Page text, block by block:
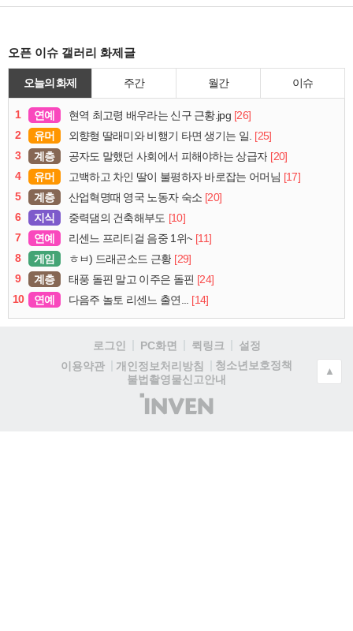
오픈 이슈 갤러리 화제글
오늘의 화제 주간 월간 이슈
1 연예 현역 최고령 배우라는 신구 근황.jpg [26]
2
유머 외향형 딸래미와 비행기 타면 생기는 일. [25]
3
계층 공자도 말했던 사회에서 피해야하는 상급자 [20]
4
유머 고백하고 차인 딸이 불평하자 바로잡는 어머님 [17]
5
계층 산업혁명때 영국 노동자 숙소 [20]
6
지식 중력댐의 건축해부도 [10]
7
연예 리센느 프리티걸 음중 1위~ [11]
8
게임 ㅎㅂ) 드래곤소드 근황 [29]
9
계층 태풍 돌핀 말고 이주은 돌핀 [24]
10
연예 다음주 놀토 리센느 출연... [14]
로그인 PC화면 퀵링크
설정
이용약관
개인정보처리방침
청소년보호정책
불법촬영물신고안내
(주)
인
▲